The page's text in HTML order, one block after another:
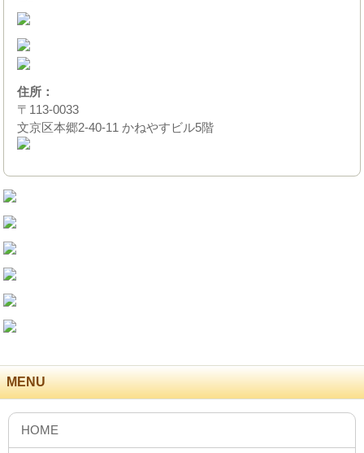
住所：
〒113-0033
文京区本郷2-40-11 かねやすビル5階
MENU